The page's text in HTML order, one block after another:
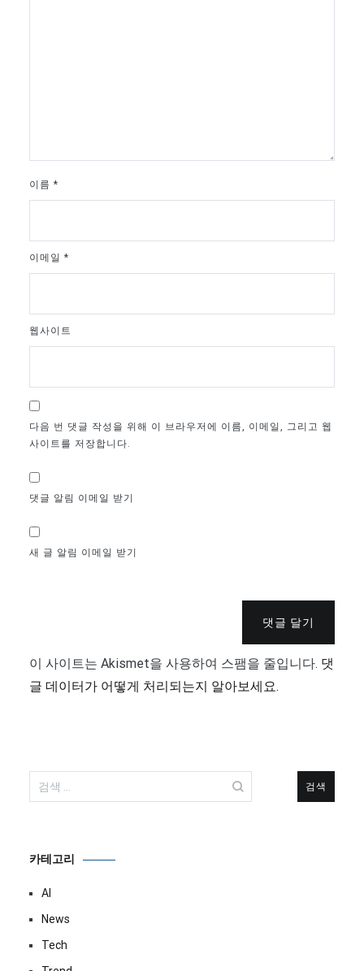
이름 *
이메일 *
웹사이트
다음 번 댓글 작성을 위해 이 브라우저에 이름, 이메일, 그리고 웹
사이트를 저장합니다.
댓글 알림 이메일 받기
새 글 알림 이메일 받기
댓글 달기
이 사이트는 Akismet을 사용하여 스팸을 줄입니다. 댓
글 데이터가 어떻게 처리되는지 알아보세요.
색:
카테고리
AI
News
Tech